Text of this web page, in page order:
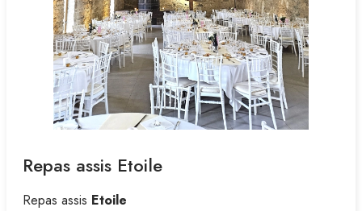
Repas assis Etoile
Repas assis Etoile